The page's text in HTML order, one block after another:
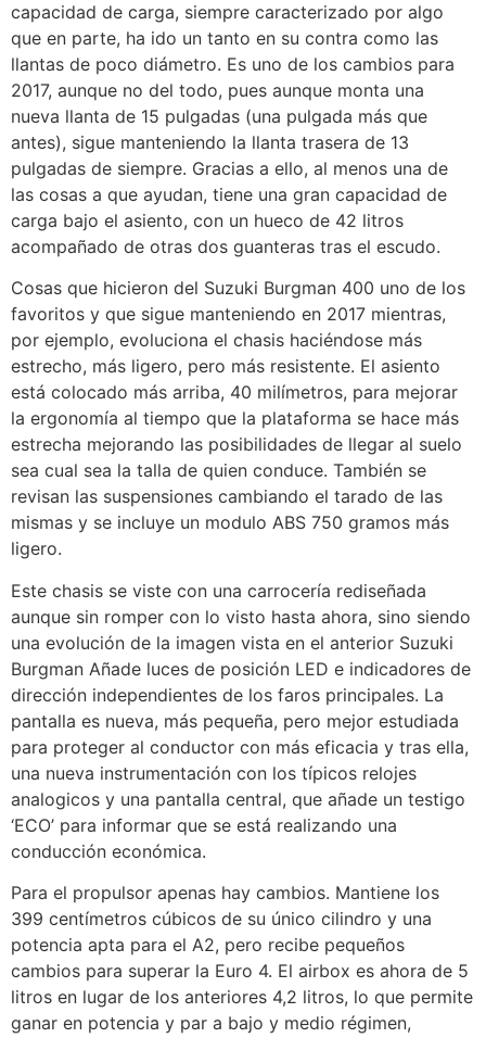
capacidad de carga, siempre caracterizado por algo
que en parte, ha ido un tanto en su contra como las
llantas de poco diámetro. Es uno de los cambios para
2017, aunque no del todo, pues aunque monta una
nueva llanta de 15 pulgadas (una pulgada más que
antes), sigue manteniendo la llanta trasera de 13
pulgadas de siempre. Gracias a ello, al menos una de
las cosas a que ayudan, tiene una gran capacidad de
carga bajo el asiento, con un hueco de 42 litros
acompañado de otras dos guanteras tras el escudo.
Cosas que hicieron del Suzuki Burgman 400 uno de los
favoritos y que sigue manteniendo en 2017 mientras,
por ejemplo, evoluciona el chasis haciéndose más
estrecho, más ligero, pero más resistente. El asiento
está colocado más arriba, 40 milímetros, para mejorar
la ergonomía al tiempo que la plataforma se hace más
estrecha mejorando las posibilidades de llegar al suelo
sea cual sea la talla de quien conduce. También se
revisan las suspensiones cambiando el tarado de las
mismas y se incluye un modulo ABS 750 gramos más
ligero.
Este chasis se viste con una carrocería rediseñada
aunque sin romper con lo visto hasta ahora, sino siendo
una evolución de la imagen vista en el anterior Suzuki
Burgman Añade luces de posición LED e indicadores de
dirección independientes de los faros principales. La
pantalla es nueva, más pequeña, pero mejor estudiada
para proteger al conductor con más eficacia y tras ella,
una nueva instrumentación con los típicos relojes
analogicos y una pantalla central, que añade un testigo
‘ECO’ para informar que se está realizando una
conducción económica.
Para el propulsor apenas hay cambios. Mantiene los
399 centímetros cúbicos de su único cilindro y una
potencia apta para el A2, pero recibe pequeños
cambios para superar la Euro 4. El airbox es ahora de 5
litros en lugar de los anteriores 4,2 litros, lo que permite
ganar en potencia y par a bajo y medio régimen,